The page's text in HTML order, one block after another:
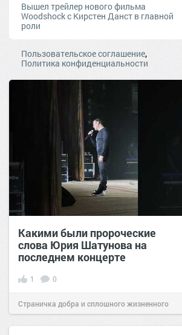
Вышел трейлер нового фильма
Woodshock с Кирстен Данст в главной
роли
Пользовательское соглашение,
Политика конфиденциальности
Какими были пророческие
слова Юрия Шатунова на
последнем концерте
1 0
Страничка добра и сплошного жизненного
позитива!14:03 26 июн 2022